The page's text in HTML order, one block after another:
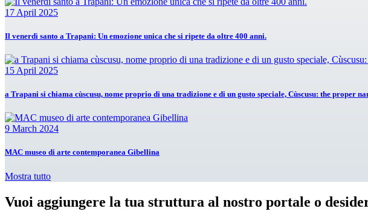
17 April 2025
Il venerdì santo a Trapani: Un emozione unica che si ripete da oltre 400 anni.
15 April 2025
a Trapani si chiama cùscusu, nome proprio di una tradizione e di un gusto speciale, Cùscusu: the proper
9 March 2024
MAC museo di arte contemporanea Gibellina
Mostra tutto
Vuoi aggiungere la tua struttura al nostro portale o